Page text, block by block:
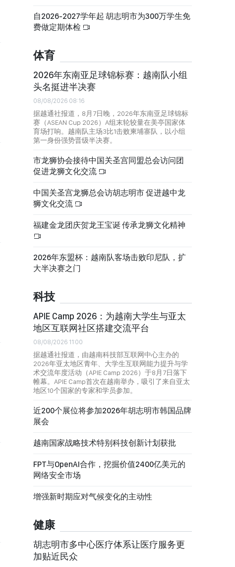
自2026-2027学年起 胡志明市为300万学生免
费做定期体检
体育
2026年东南亚足球锦标赛：越南队小组
头名挺进半决赛
08/08/2026 08:16
据越通社报道，8月7日晚，2026年东南亚足球锦标
赛（ASEAN Cup 2026）A组末轮较量在美亭国家体
育场打响。越南队主场3比1击败柬埔寨队，以小组
第一身份强势晋级半决赛。
市龙狮协会接待中国关圣宫同盟总会访问团
促进龙狮文化交流
中国关圣宫龙狮总会访胡志明市 促进越中龙
狮文化交流
福建金龙团庆贺龙王宝诞 传承龙狮文化精神
2026年东盟杯：越南队客场击败印尼队，扩
大半决赛之门
科技
APIE Camp 2026：为越南大学生与亚太
地区互联网社区搭建交流平台
08/08/2026 11:00
据越通社报道，由越南科技部互联网中心主办的
2026年亚太地区青年、大学生互联网能力提升与学
术交流年度活动（APIE Camp 2026）于8月7日落下
帷幕。APIE Camp首次在越南举办，吸引了来自亚太
地区10个国家的专家和学员参加。
近200个展位将参加2026年胡志明市韩国品牌
展会
越南国家战略技术特别科技创新计划获批
FPT与OpenAI合作，挖掘价值2400亿美元的
网络安全市场
增强新时期应对气候变化的主动性
健康
胡志明市多中心医疗体系让医疗服务更
加贴近民众